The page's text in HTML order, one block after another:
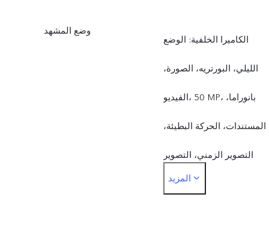
وضع المشهد
الكاميرا الخلفية: الوضع
الليلي، البورتريه، الصورة،
الفيديو، ‎50 MP، بانوراما،
المستندات، الحركة البطيئة،
التصوير الزمني، التصوير
الاحترافي، الصورة الحية
المزيد